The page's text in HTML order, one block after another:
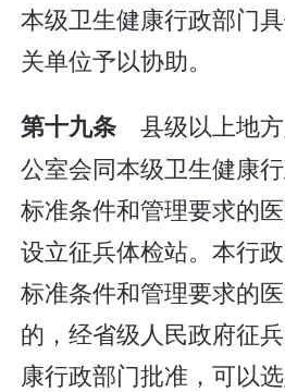
本级卫生健康行政部门
关单位予以协助。
第十九条 县级以上地
公室会同本级卫生健康
标准条件和管理要求的
设立征兵体检站。本行
标准条件和管理要求的
的，经省级人民政府征
康行政部门批准，可以